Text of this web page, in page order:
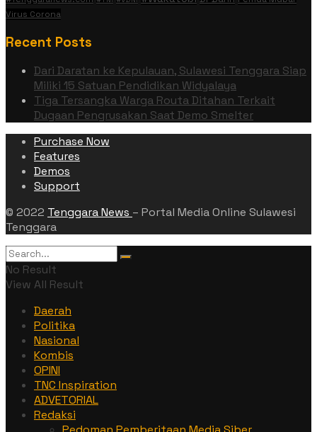
Virus Corona
Recent Posts
Dari Daratan ke Kepulauan, Sulawesi Tenggara Siap
Miliki 15 Satuan Pendidikan Widyalaya
Tiga Tersangka Warga Routa Ditahan Terkait
Dugaan Pengrusakan Saat Demo Smelter
Purchase Now
Features
Demos
Support
© 2022 Tenggara News – Portal Media Online Sulawesi
Tenggara
No Result
View All Result
Daerah
Politika
Nasional
Kombis
OPINI
TNC Inspiration
ADVETORIAL
Redaksi